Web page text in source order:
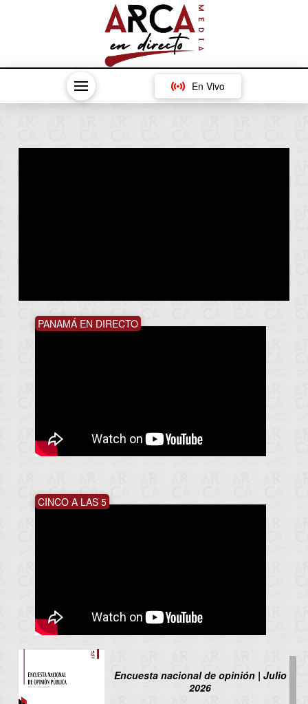
En Vivo
PANAMÁ EN DIRECTO
CINCO A LAS 5
Encuesta nacional de opinión | Julio
2026